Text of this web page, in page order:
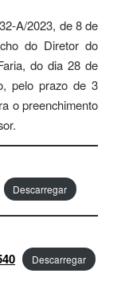
A/2023, de 8 de
do Diretor do
do dia 28 de
pelo prazo de 3
o preenchimento
Descarregar
Descarregar